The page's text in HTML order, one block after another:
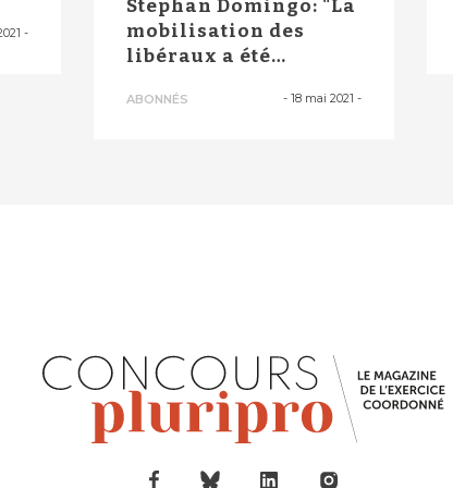
-
Stephan Domingo: "La
mobilisation des
libéraux a été
ABONNÉS -18 mai 2021 -